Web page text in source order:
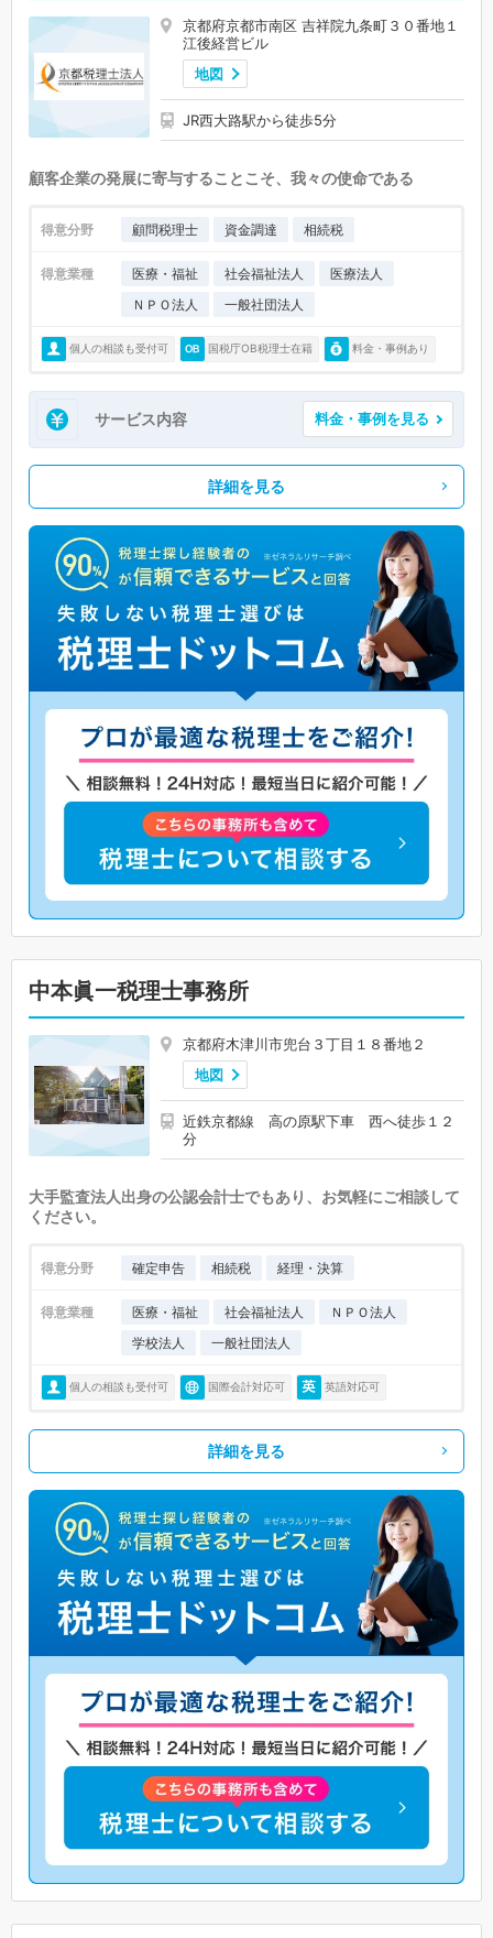
京都府京都市南区 吉祥院九条町３０番地１
江後経営ビル
地図
JR西大路駅から徒歩5分
顧客企業の発展に寄与することこそ、我々の使命である
得意分野 顧問税理士 資金調達 相続税
得意業種 医療・福祉 社会福祉法人
医療法人
ＮＰＯ法人
一般社団法人
個人の相談も受付可 国税庁OB税理士在籍 料金・事例あり
サービス内容 料金・事例を見る
詳細を見る
中本眞一税理士事務所
京都府木津川市兜台３丁目１８番地２
地図
近鉄京都線 高の原駅下車 西へ徒歩１２
分
大手監査法人出身の公認会計士でもあり、お気軽にご相談して
ください。
得意分野 確定申告 相続税 経理・決算
得意業種 医療・福祉 社会福祉法人
ＮＰＯ法人
学校法人
一般社団法人
個人の相談も受付可 国際会計対応可 英語対応可
詳細を見る